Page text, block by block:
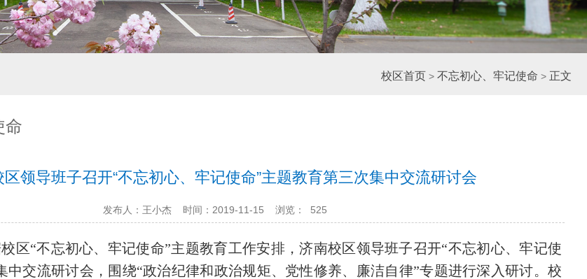
校区首页 > 不忘初心、牢记使命 > 正文
命
区领导班子召开“不忘初心、牢记使命”主题教育第三次集中交流研讨会
发布人：王小杰 时间：2019-11-15 浏览： 525
区“不忘初心、牢记使命”主题教育工作安排，济南校区领导班子召开“不忘初心、牢记使
中交流研讨会，围绕“政治纪律和政治规矩、党性修养、廉洁自律”专题进行深入研讨。校